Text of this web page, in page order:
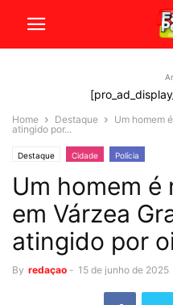
Home Destaque
Um homem
atingido por...
Destaque Cidade Polícia
Um homem
em Várzea
atingido por
By redaçao - 15 de junho de 2025